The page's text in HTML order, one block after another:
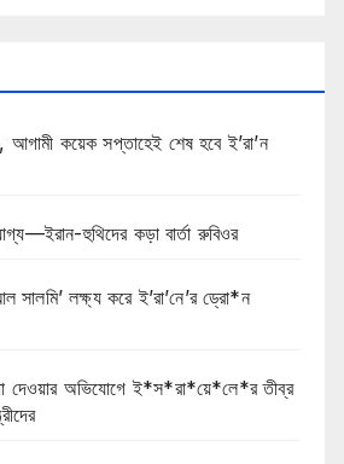
আগামী কয়েক সপ্তাহেই শেষ হবে ই’রা’ন
হুথিদের কড়া বার্তা রুবিওর
সালমি’ লক্ষ্য করে ই’রা’নে’র ড্রো*ন
দেওয়ার অভিযোগে ই*স*রা*য়ে*লে*র তীব্র